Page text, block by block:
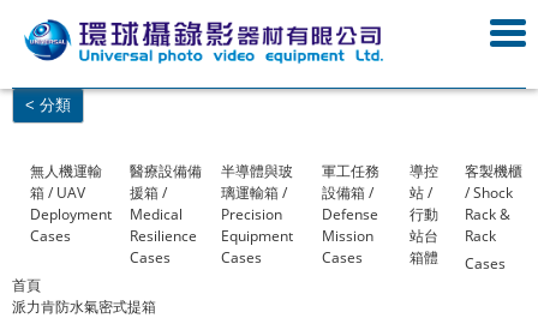
< 分類
無人機運輸
箱 / UAV
Deployment
Cases
醫療設備備
援箱 /
Medical
Resilience
Cases
半導體與玻
璃運輸箱 /
Precision
Equipment
Cases
軍工任務
設備箱 /
Defense
Mission
Cases
導控
站 /
行動
站台
箱體
客製機櫃
/ Shock
Rack &
Rack
Cases
首頁
派力肯防水氣密式提箱